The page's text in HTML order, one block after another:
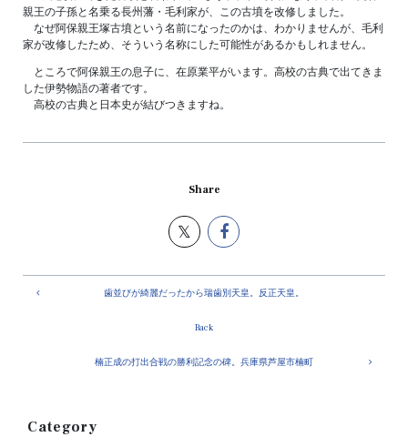
親王の子孫と名乗る長州藩・毛利家が、この古墳を改修しました。
なぜ阿保親王塚古墳という名前になったのかは、わかりませんが、毛利
家が改修したため、そういう名称にした可能性があるかもしれません。
ところで阿保親王の息子に、在原業平がいます。高校の古典で出てきま
した伊勢物語の著者です。
高校の古典と日本史が結びつきますね。
Share
歯並びが綺麗だったから瑞歯別天皇。反正天皇。
Back
楠正成の打出合戦の勝利記念の碑。兵庫県芦屋市楠町
Category